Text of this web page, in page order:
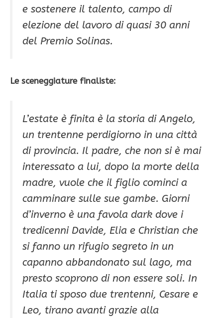
e sostenere il talento, campo di
elezione del lavoro di quasi 30 anni
del Premio Solinas.
Le sceneggiature finaliste:
L’estate è finita è la storia di Angelo,
un trentenne perdigiorno in una città
di provincia. Il padre, che non si è mai
interessato a lui, dopo la morte della
madre, vuole che il figlio cominci a
camminare sulle sue gambe. Giorni
d’inverno è una favola dark dove i
tredicenni Davide, Elia e Christian che
si fanno un rifugio segreto in un
capanno abbandonato sul lago, ma
presto scoprono di non essere soli. In
Italia ti sposo due trentenni, Cesare e
Leo, tirano avanti grazie alla